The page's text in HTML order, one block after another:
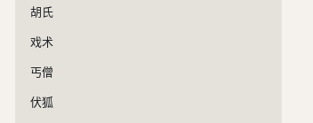
胡氏
戏术
丐僧
伏狐